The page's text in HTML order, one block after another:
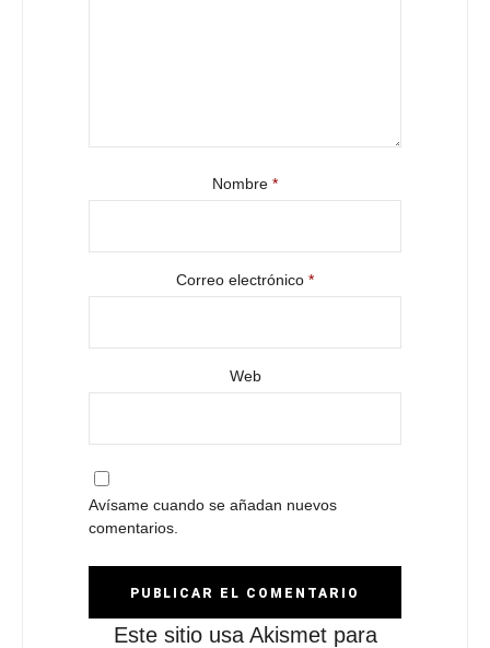
Nombre *
Correo electrónico *
Web
Avísame cuando se añadan nuevos
comentarios.
Este sitio usa Akismet para